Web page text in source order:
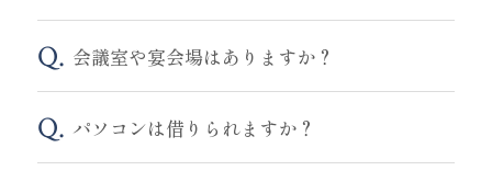
会議室や宴会場はありますか？
パソコンは借りられますか？